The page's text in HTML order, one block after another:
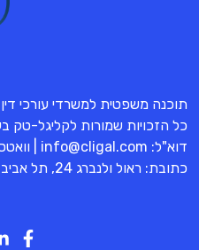
תוכנה משפטית למשרדי עורכי
כל הזכויות שמורות לקליגל-טק
דוא"ל: info@cligal.com
|
כתובת: ראול ולנברג 24, תל אביב